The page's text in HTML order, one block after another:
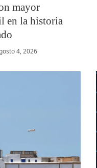
mayor
en la historia
4, 2026